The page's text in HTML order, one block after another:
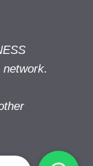
network.